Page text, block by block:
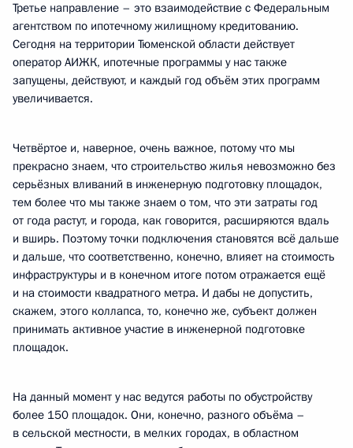
Третье направление – это взаимодействие с Федеральным
агентством по ипотечному жилищному кредитованию.
Сегодня на территории Тюменской области действует
оператор АИЖК, ипотечные программы у нас также
запущены, действуют, и каждый год объём этих программ
увеличивается.
Четвёртое и, наверное, очень важное, потому что мы
прекрасно знаем, что строительство жилья невозможно без
серьёзных вливаний в инженерную подготовку площадок,
тем более что мы также знаем о том, что эти затраты год
от года растут, и города, как говорится, расширяются вдаль
и вширь. Поэтому точки подключения становятся всё дальше
и дальше, что соответственно, конечно, влияет на стоимость
инфраструктуры и в конечном итоге потом отражается ещё
и на стоимости квадратного метра. И дабы не допустить,
скажем, этого коллапса, то, конечно же, субъект должен
принимать активное участие в инженерной подготовке
площадок.
На данный момент у нас ведутся работы по обустройству
более 150 площадок. Они, конечно, разного объёма –
в сельской местности, в мелких городах, в областном